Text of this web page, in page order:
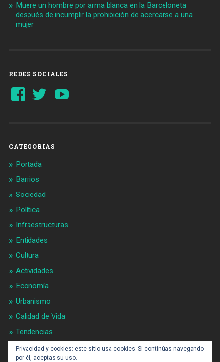
Muere un hombre por arma blanca en la Barceloneta
después de incumplir la prohibición de acercarse a una
mujer
REDES SOCIALES
Ver
perfil
Ver
perfil
CATEGORIAS
Portada
Barrios
Sociedad
Política
Infraestructuras
Entidades
Cultura
Actividades
Economía
Urbanismo
Calidad de Vida
Tendencias
Gran BCN
Privacidad y cookies: este sitio usa cookies. Si continúas navegando
por él, aceptas su uso.